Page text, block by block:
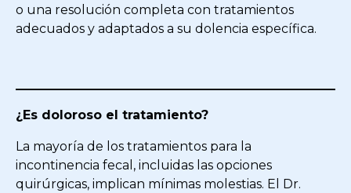
o una resolución completa con tratamientos
adecuados y adaptados a su dolencia específica.
¿Es doloroso el tratamiento?
La mayoría de los tratamientos para la
incontinencia fecal, incluidas las opciones
quirúrgicas, implican mínimas molestias. El Dr.